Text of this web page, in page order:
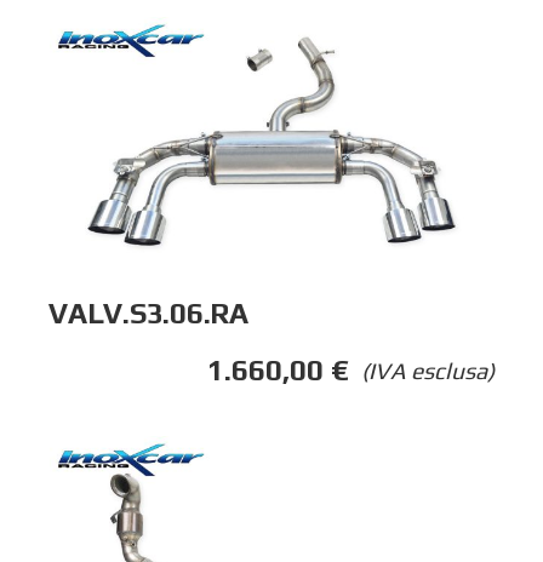
VALV.S3.06.RA
(IVA esclusa)
1.660,00 €